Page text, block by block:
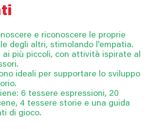
e riconoscere le proprie
degli altri, stimolando l'empatia.
più piccoli, con attività ispirate al
ideali per supportare lo sviluppo
6 tessere espressioni, 20
4 tessere storie e una guida
di gioco.